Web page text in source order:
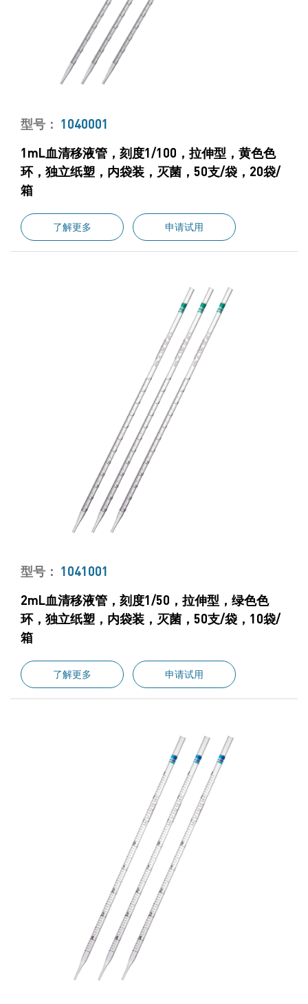
型号： 1040001
1mL血清移液管，刻度1/100，拉伸型，黄色色
环，独立纸塑，内袋装，灭菌，50支/袋，20袋/
箱
了解更多 申请试用
型号： 1041001
2mL血清移液管，刻度1/50，拉伸型，绿色色
环，独立纸塑，内袋装，灭菌，50支/袋，10袋/
箱
了解更多 申请试用